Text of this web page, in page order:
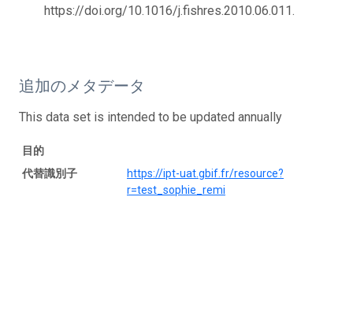
https://doi.org/10.1016/j.fishres.2010.06.011.
追加のメタデータ
This data set is intended to be updated annually
目的
代替識別子
https://ipt-uat.gbif.fr/resource?
r=test_sophie_remi